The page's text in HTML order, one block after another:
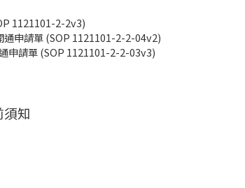
1121101-2-2v3)
申請單 (SOP 1121101-2-2-04v2)
申請單 (SOP 1121101-2-2-03v3)
知